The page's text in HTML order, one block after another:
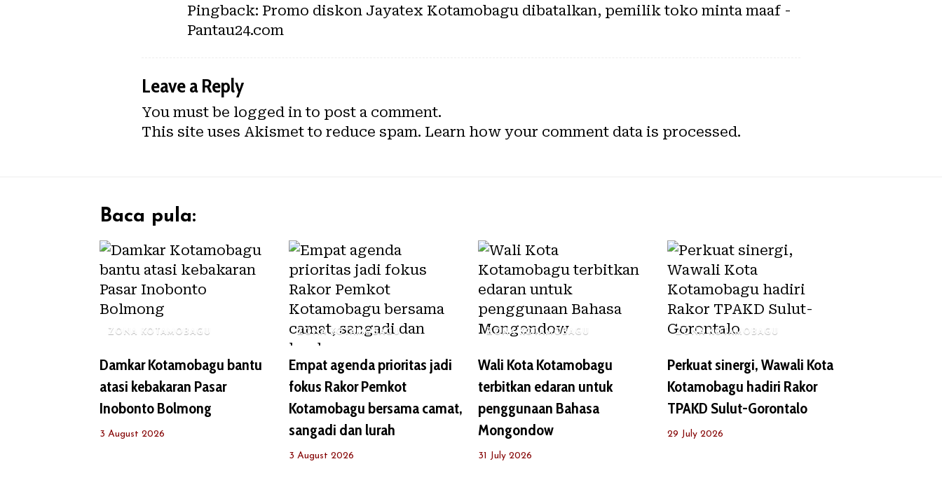
Pingback: Promo diskon Jayatex Kotamobagu dibatalkan, pemilik toko minta maaf -
Pantau24.com
Leave a Reply
You must be logged in to post a comment.
This site uses Akismet to reduce spam. Learn how your comment data is processed.
Baca pula:
ZONA KOTAMOBAGU
Damkar Kotamobagu bantu
atasi kebakaran Pasar
Inobonto Bolmong
3 August 2026
ZONA KOTAMOBAGU
Empat agenda prioritas jadi
fokus Rakor Pemkot
Kotamobagu bersama camat,
sangadi dan lurah
3 August 2026
ZONA KOTAMOBAGU
Wali Kota Kotamobagu
terbitkan edaran untuk
penggunaan Bahasa
Mongondow
31 July 2026
ZONA KOTAMOBAGU
Perkuat sinergi, Wawali Kota
Kotamobagu hadiri Rakor
TPAKD Sulut-Gorontalo
29 July 2026